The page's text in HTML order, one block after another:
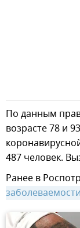
По данным
возрасте 78 и
487 человек.
Ранее в